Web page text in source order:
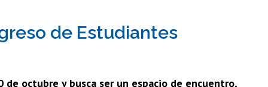
Bachillerato
de Estudiantes
de octubre y busca ser un espacio de encuentro,